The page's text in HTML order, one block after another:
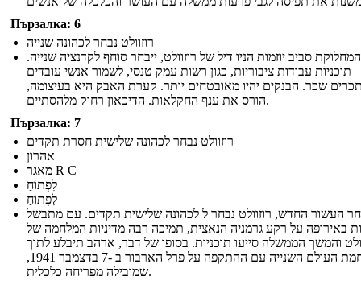
Пързалка: 6
רוזוולט נבחר לכהונה שנייה
סביב יוזמות הניו דיל של רוזוולט, ייבחר סוחף לקדנציה שנייה.
תוכניות עבודות ציבוריות, כגון רשות עמק טנסי, לשמור אנשי עובדים
שכר. הבנקים יהיו מאובטחים יותר. קערת האבק היא בעיצומה,
הורס את ענף החקלאות. הדיכאון רחוק מלהסתיים.
Пързалка: 7
רוזוולט נבחר לכהונה שלישית חסרת תקדים
אהרון
מאגר R C
לִפְתוֹחַ
לִפְתוֹחַ
העשור החדש, רוזוולט נבחר ל לכהונה שלישית תקדים. עם מתבשל
באירופה על רקע גרמניה הנאצית, תמיכה רבה מדיניות המלחמה של
והמשך הממשלה סייעו תוכניות. בסופו של דבר, ארהב תיבלע לתוך
מלחמת העולם השנייה עם ההתקפה על פרל הארבור ב -7 בדצמבר 1941,
שמובילה מפריחה כלכלית.